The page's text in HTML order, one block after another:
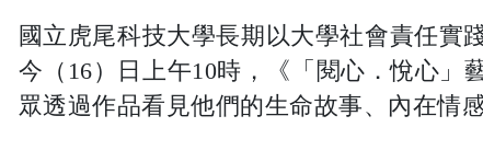
國立虎尾科技大學長期以大學社會責任實
今（16）日上午10時，《「閱心．悅心」
眾透過作品看見他們的生命故事、內在情